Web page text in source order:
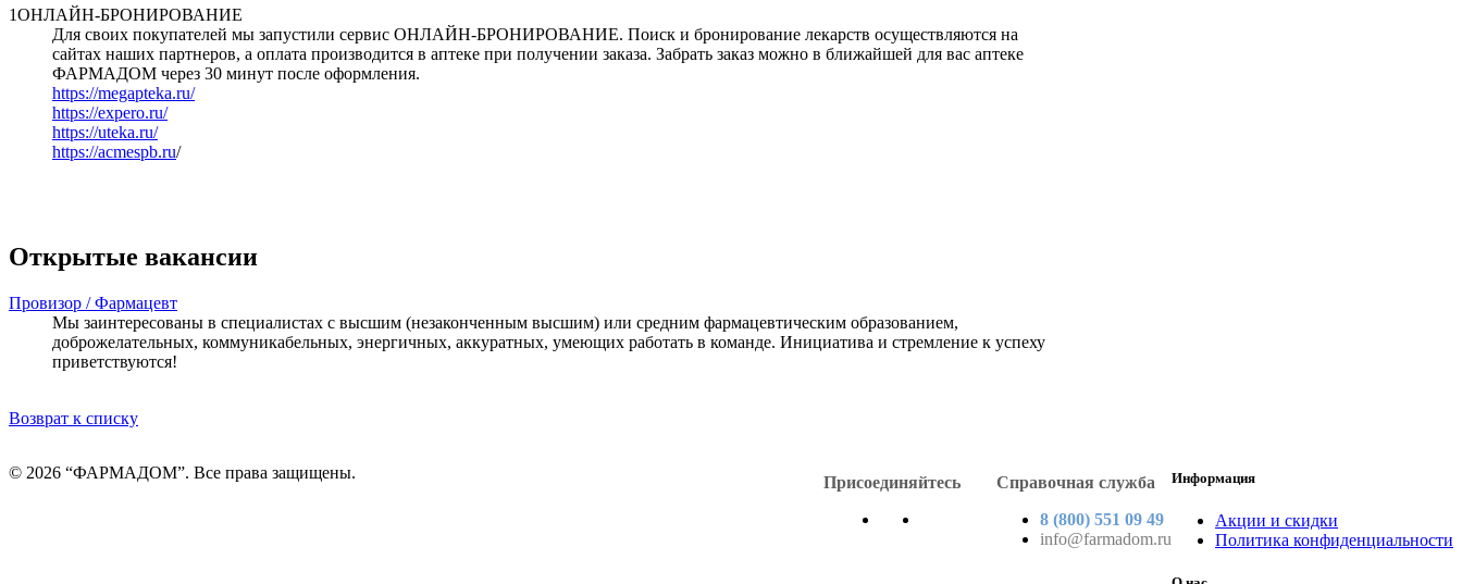
1ОНЛАЙН-БРОНИРОВАНИЕ
Для своих покупателей мы запустили сервис ОНЛАЙН-БРОНИРОВАНИЕ. Поиск и бронирование лекарств осуществляются на
сайтах наших партнеров, а оплата производится в аптеке при получении заказа. Забрать заказ можно в ближайшей для вас аптеке
ФАРМАДОМ через 30 минут после оформления.
https://megapteka.ru/
https://expero.ru/
https://uteka.ru/
https://acmespb.ru/
Открытые вакансии
Провизор / Фармацевт
Мы заинтересованы в специалистах с высшим (незаконченным высшим) или средним фармацевтическим образованием,
доброжелательных, коммуникабельных, энергичных, аккуратных, умеющих работать в команде. Инициатива и стремление к успеху
приветствуются!
Возврат к списку
© 2026 “ФАРМАДОМ”. Все права защищены.
Присоединяйтесь
Справочная служба
8 (800) 551 09 49
info@farmadom.ru
Информация
Акции и скидки
Политика конфиденциальности